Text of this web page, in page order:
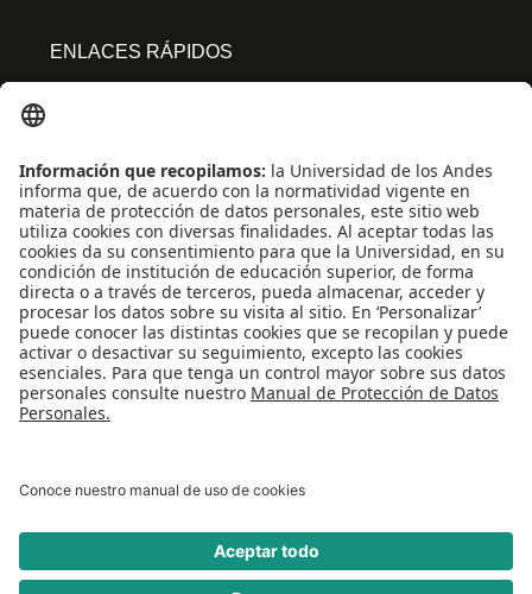
ENLACES RÁPIDOS
Convivencia y transparencia
Emergencias: Extensión 0000
Eventos destacados
Mapa del Sitio
Multimedia
Noticias
Preguntas frecuentes
Reconocimiento como Universidad: Decreto 1297 del 30 de mayo de 1964.